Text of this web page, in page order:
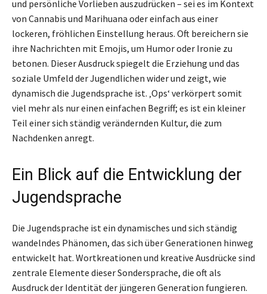
und persönliche Vorlieben auszudrücken – sei es im Kontext
von Cannabis und Marihuana oder einfach aus einer
lockeren, fröhlichen Einstellung heraus. Oft bereichern sie
ihre Nachrichten mit Emojis, um Humor oder Ironie zu
betonen. Dieser Ausdruck spiegelt die Erziehung und das
soziale Umfeld der Jugendlichen wider und zeigt, wie
dynamisch die Jugendsprache ist. ‚Ops‘ verkörpert somit
viel mehr als nur einen einfachen Begriff; es ist ein kleiner
Teil einer sich ständig verändernden Kultur, die zum
Nachdenken anregt.
Ein Blick auf die Entwicklung der
Jugendsprache
Die Jugendsprache ist ein dynamisches und sich ständig
wandelndes Phänomen, das sich über Generationen hinweg
entwickelt hat. Wortkreationen und kreative Ausdrücke sind
zentrale Elemente dieser Sondersprache, die oft als
Ausdruck der Identität der jüngeren Generation fungieren.